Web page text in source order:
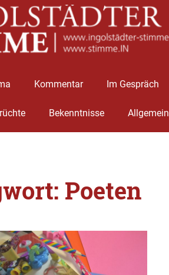
Kommentar Im Gespräch
Bekenntnisse Allgemein
Poeten